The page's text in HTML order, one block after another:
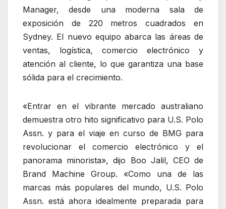
Manager, desde una moderna sala de
exposición de 220 metros cuadrados en
Sydney. El nuevo equipo abarca las áreas de
ventas, logística, comercio electrónico y
atención al cliente, lo que garantiza una base
sólida para el crecimiento.
«Entrar en el vibrante mercado australiano
demuestra otro hito significativo para U.S. Polo
Assn. y para el viaje en curso de BMG para
revolucionar el comercio electrónico y el
panorama minorista», dijo Boo Jalil, CEO de
Brand Machine Group. «Como una de las
marcas más populares del mundo, U.S. Polo
Assn. está ahora idealmente preparada para